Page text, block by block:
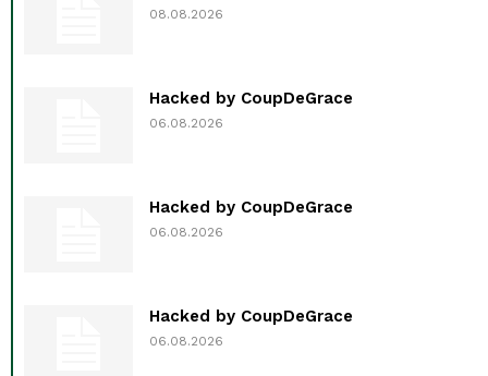
08.08.2026
Hacked by CoupDeGrace
06.08.2026
Hacked by CoupDeGrace
06.08.2026
Hacked by CoupDeGrace
06.08.2026